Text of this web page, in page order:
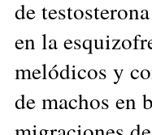
de
en la
melódicos y
de machos en